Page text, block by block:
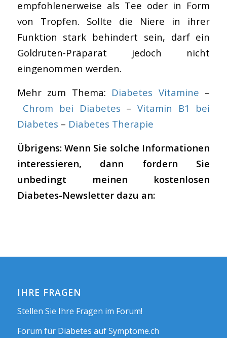
empfohlenerweise als Tee oder in Form
von Tropfen. Sollte die Niere in ihrer
Funktion stark behindert sein, darf ein
Goldruten-Präparat jedoch nicht
eingenommen werden.
Mehr zum Thema: Diabetes Vitamine –
Chrom bei Diabetes –Vitamin B1 bei
Diabetes – Diabetes Therapie
Übrigens: Wenn Sie solche Informationen
interessieren, dann fordern Sie
unbedingt meinen kostenlosen
Diabetes-Newsletter dazu an:
IHRE FRAGEN
Stellen Sie Ihre Fragen im Forum!
Forum für Diabetes auf Symptome.ch